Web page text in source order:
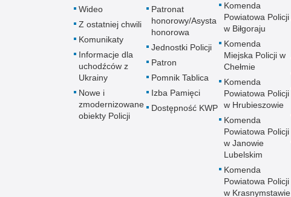
Wideo
Z ostatniej chwili
Komunikaty
Informacje dla
uchodźców z
Ukrainy
Nowe i
zmodernizowane
obiekty Policji
Patronat
honorowy/Asysta
honorowa
Jednostki Policji
Patron
Pomnik Tablica
Izba Pamięci
Dostępność KWP
Komenda
Powiatowa Policji
w Biłgoraju
Komenda
Miejska Policji w
Chełmie
Komenda
Powiatowa Policji
w Hrubieszowie
Komenda
Powiatowa Policji
w Janowie
Lubelskim
Komenda
Powiatowa Policji
w Krasnymstawie